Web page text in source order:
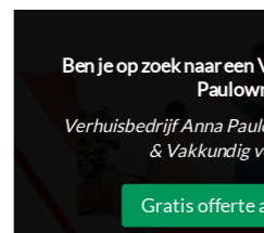
Ben je op zoek naar
Verhuisbedrijf Anna
& Vakkundig
Gratis offerte